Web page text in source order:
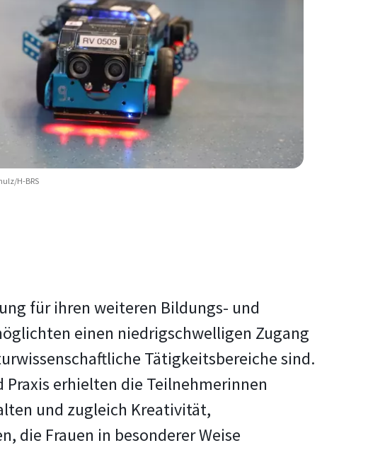
H-BRS
für ihren weiteren Bildungs- und
einen niedrigschwelligen Zugang
Tätigkeitsbereiche sind.
erhielten die Teilnehmerinnen
und zugleich Kreativität,
die Frauen in besonderer Weise